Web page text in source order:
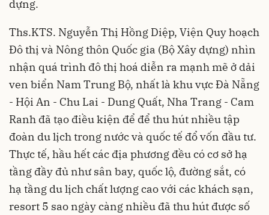
dựng.
Ths.KTS. Nguyễn Thị Hồng Diệp, Viện Quy hoạch
Đô thị và Nông thôn Quốc gia (Bộ Xây dựng) nhìn
nhận quá trình đô thị hoá diễn ra mạnh mẽ ở dải
ven biển Nam Trung Bộ, nhất là khu vực Đà Nẵng
- Hội An - Chu Lai - Dung Quất, Nha Trang - Cam
Ranh đã tạo điều kiện để để thu hút nhiều tập
đoàn du lịch trong nước và quốc tế đổ vốn đầu tư.
Thực tế, hầu hết các địa phương đều có cơ sở hạ
tầng đầy đủ như sân bay, quốc lộ, đường sắt, có
hạ tầng du lịch chất lượng cao với các khách sạn,
resort 5 sao ngày càng nhiều đã thu hút được số